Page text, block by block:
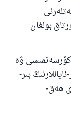
بولغان
كۆرسەتمىسى ۋە
بىر-
ھەق-